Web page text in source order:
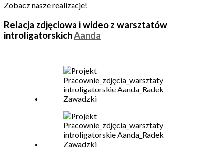
Zobacz nasze realizacje!
Relacja zdjęciowa i wideo z warsztatów
introligatorskichAanda